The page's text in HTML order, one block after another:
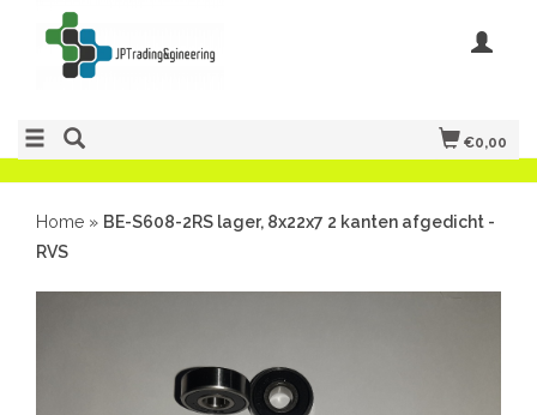
€0,00
Home » BE-S608-2RS lager, 8x22x7 2 kanten afgedicht -
RVS